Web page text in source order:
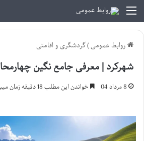
منو
روابط عمومی)گردشگری و اقامتی
شهرکرد | معرفی جامع نگین
8 مرداد 04 خواندن این مطلب 18 دقیقه زمان میبرد